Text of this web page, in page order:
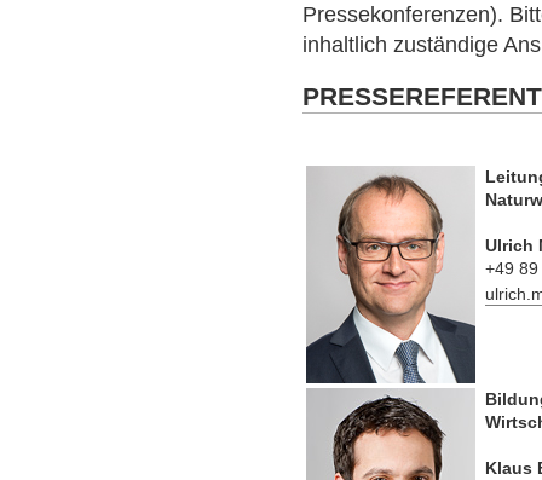
Pressekonferenzen).
inhaltlich zuständige
Ulrich
+49
Klaus